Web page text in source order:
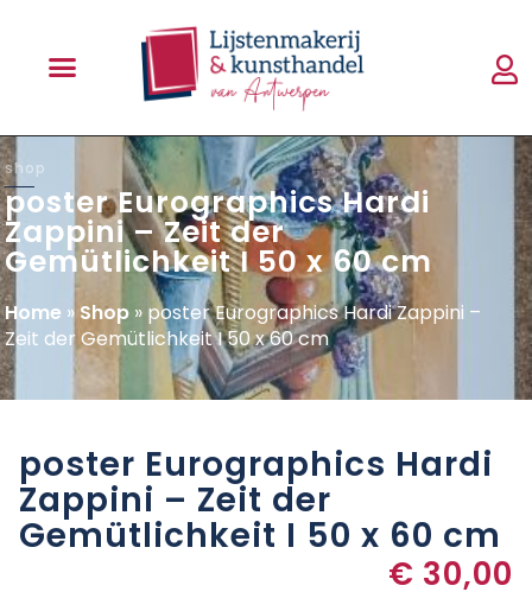
shop
poster Eurographics Hardi
Zappini – Zeit der
Gemütlichkeit I 50 x 60 cm
Home » Shop » poster Eurographics Hardi Zappini –
Zeit der Gemütlichkeit I 50 x 60 cm
poster Eurographics Hardi
Zappini – Zeit der
Gemütlichkeit I 50 x 60 cm
€ 30,00